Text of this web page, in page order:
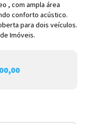
, com ampla área
conforto acústico.
para dois veículos.
Imóveis.